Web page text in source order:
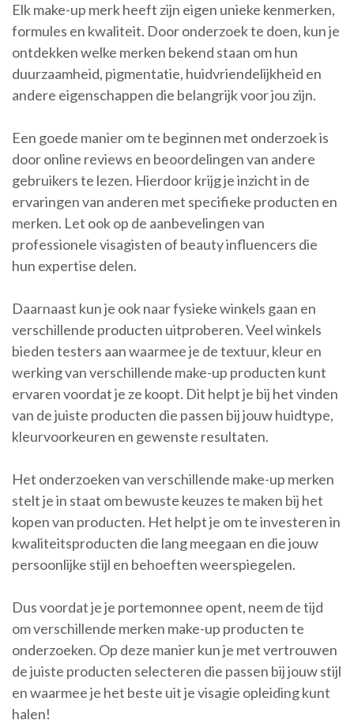
Elk make-up merk heeft zijn eigen unieke kenmerken,
formules en kwaliteit. Door onderzoek te doen, kun je
ontdekken welke merken bekend staan om hun
duurzaamheid, pigmentatie, huidvriendelijkheid en
andere eigenschappen die belangrijk voor jou zijn.
Een goede manier om te beginnen met onderzoek is
door online reviews en beoordelingen van andere
gebruikers te lezen. Hierdoor krijg je inzicht in de
ervaringen van anderen met specifieke producten en
merken. Let ook op de aanbevelingen van
professionele visagisten of beauty influencers die
hun expertise delen.
Daarnaast kun je ook naar fysieke winkels gaan en
verschillende producten uitproberen. Veel winkels
bieden testers aan waarmee je de textuur, kleur en
werking van verschillende make-up producten kunt
ervaren voordat je ze koopt. Dit helpt je bij het vinden
van de juiste producten die passen bij jouw huidtype,
kleurvoorkeuren en gewenste resultaten.
Het onderzoeken van verschillende make-up merken
stelt je in staat om bewuste keuzes te maken bij het
kopen van producten. Het helpt je om te investeren in
kwaliteitsproducten die lang meegaan en die jouw
persoonlijke stijl en behoeften weerspiegelen.
Dus voordat je je portemonnee opent, neem de tijd
om verschillende merken make-up producten te
onderzoeken. Op deze manier kun je met vertrouwen
de juiste producten selecteren die passen bij jouw stijl
en waarmee je het beste uit je visagie opleiding kunt
halen!